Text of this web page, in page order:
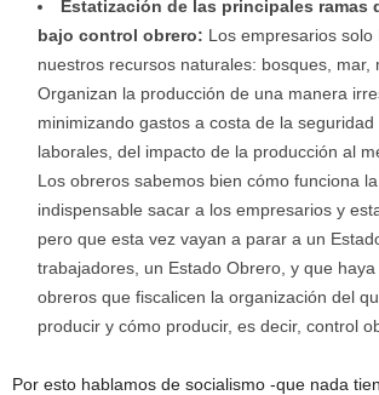
Estatización de las principales ramas
bajo control obrero: Los empresarios solo
nuestros recursos naturales: bosques, mar,
Organizan la producción de una manera
minimizando gastos a costa de la
laborales, del impacto de la producción al
Los obreros sabemos bien cómo funciona
indispensable sacar a los empresarios y
pero que esta vez vayan a parar a un
trabajadores, un Estado Obrero, y que
obreros que fiscalicen la organización del
producir y cómo producir, es decir, control
Por esto hablamos de socialismo -que nada